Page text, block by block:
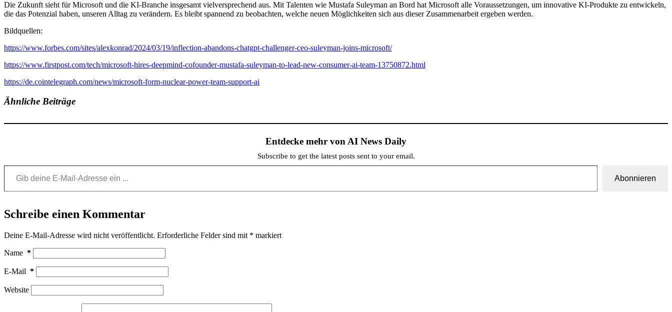
Die Zukunft sieht für Microsoft und die KI-Branche insgesamt vielversprechend aus. Mit Talenten wie Mustafa Suleyman an Bord hat Microsoft alle Voraussetzungen, um innovative KI-Produkte zu entwickeln,
die das Potenzial haben, unseren Alltag zu verändern. Es bleibt spannend zu beobachten, welche neuen Möglichkeiten sich aus dieser Zusammenarbeit ergeben werden.
Bildquellen:
https://www.forbes.com/sites/alexkonrad/2024/03/19/inflection-abandons-chatgpt-challenger-ceo-suleyman-joins-microsoft/
https://www.firstpost.com/tech/microsoft-hires-deepmind-cofounder-mustafa-suleyman-to-lead-new-consumer-ai-team-13750872.html
https://de.cointelegraph.com/news/microsoft-form-nuclear-power-team-support-ai
Ähnliche Beiträge
Entdecke mehr von AI News Daily
Subscribe to get the latest posts sent to your email.
Gib deine E-Mail-Adresse ein ...
Abonnieren
Schreibe einen Kommentar
Deine E-Mail-Adresse wird nicht veröffentlicht. Erforderliche Felder sind mit * markiert
Name *
E-Mail *
Website